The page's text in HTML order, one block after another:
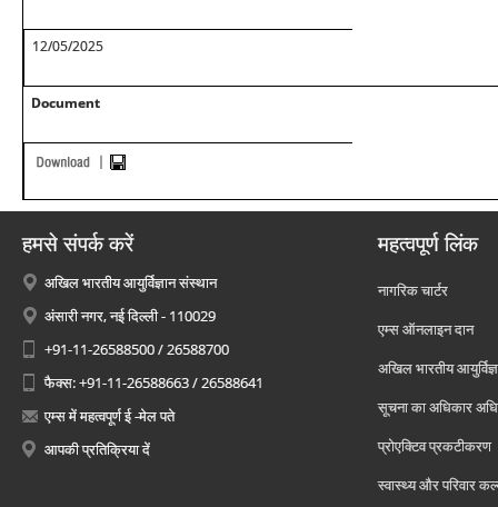
12/05/2025
Document
हमसे संपर्क करें
अखिल भारतीय आयुर्विज्ञान संस्थान
अंसारी नगर, नई दिल्ली - 110029
+91-11-26588500 / 26588700
फैक्स: +91-11-26588663 / 26588641
एम्स में महत्वपूर्ण ई -मेल पते
आपकी प्रतिक्रिया दें
महत्वपूर्ण लिंक
नागरिक चार्टर
एम्स ऑनलाइन दान
अखिल भारतीय
सूचना का अधिकार
प्रोएक्टिव प्रकटीकरण
स्वास्थ्य और परिवार